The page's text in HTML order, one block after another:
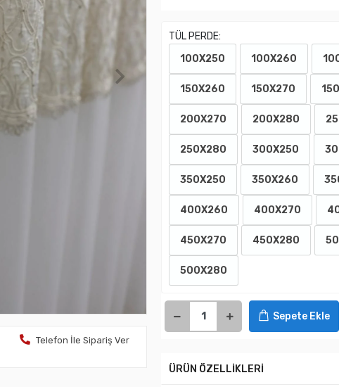
Telefon İle Sipariş Ver
TÜL PERDE:
100X250
100X260
150X260 150X270
200X270 200X280
250X280 300X250
350X250 350X260
400X260 400X270
450X270 450X280
500X280
Sepete Ekle
ÜRÜN ÖZELLİKLERİ